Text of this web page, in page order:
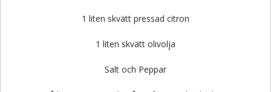
1 liten skvätt pressad citron
1 liten skvätt olivolja
Salt och Peppar